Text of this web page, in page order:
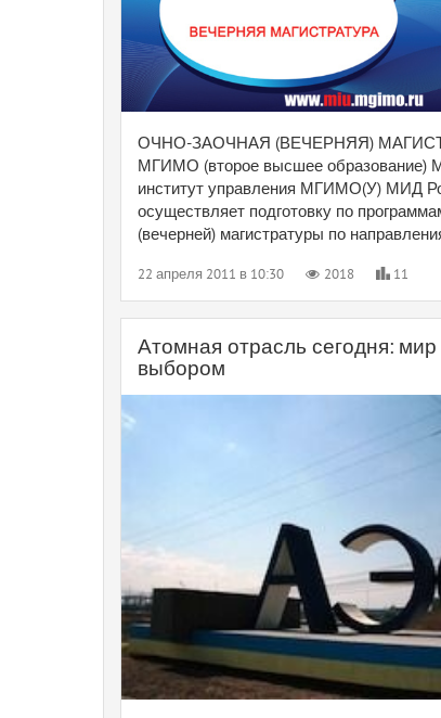
ОЧНО-ЗАОЧНАЯ (ВЕЧЕРНЯЯ)
МГИМО (второе высшее образование)
институт управления МГИМО(У) МИД
осуществляет подготовку по
(вечерней) магистратуры по
22 апреля 2011 в 10:30 2018 11
Атомная отрасль сегодня:
выбором